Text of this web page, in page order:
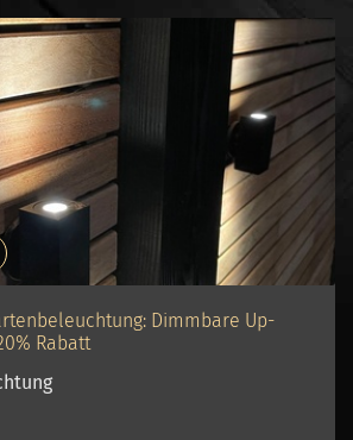
Dimmbare Up-
Rabatt